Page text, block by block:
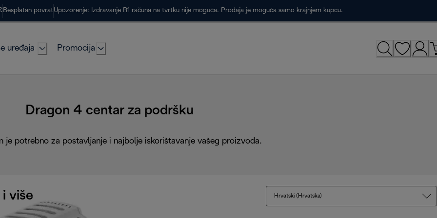
Besplatan povratUpozorenje: Izdravanje R1 računa na tvrtku nije moguća. Prodaja je moguća samo krajnjem kupcu.
uređaja Promocija
Dragon 4 centar za podršku
je potrebno za postavljanje i najbolje iskorištavanje vašeg proizvoda.
i više Hrvatski (Hrvatska)